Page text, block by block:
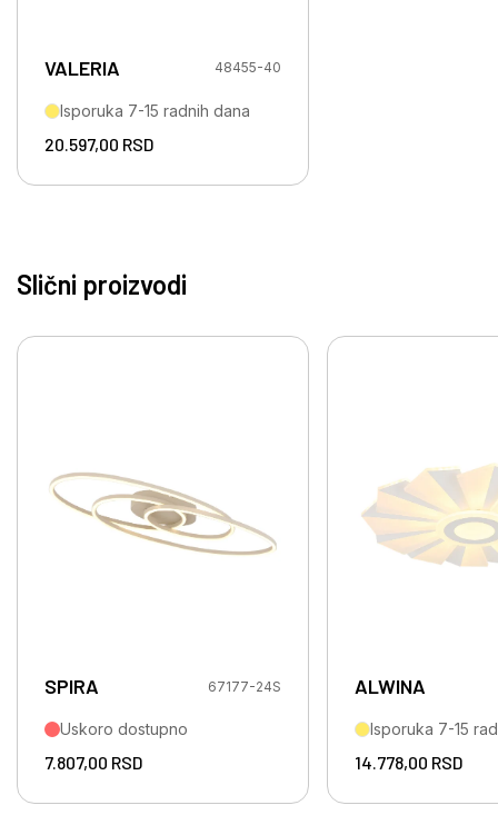
VALERIA 48455-40
Isporuka 7-15 radnih dana
20.597,00 RSD
Slični proizvodi
SPIRA 67177-24S
Uskoro dostupno
7.807,00 RSD
ALWINA
Isporuka 7-15
14.778,00 RSD